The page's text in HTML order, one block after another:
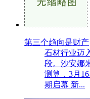
第三个趋向是财产
石材行业迈
段。沙安娜
测算，3月
期启幕 新...